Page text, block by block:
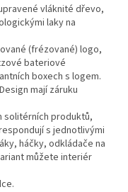
vláknité dřevo,
laky na
(frézované) logo,
bateriové
boxech s logem.
mají záruku
solitérních produktů,
s jednotlivými
háčky, odkládače na
můžete interiér